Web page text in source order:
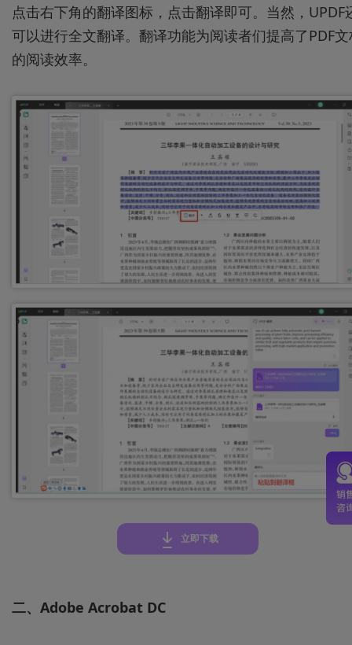
点击右下角的翻译图标，点击翻译即可。当然，UPDF
可以进行全文翻译。翻译功能为阅读者们提高了PDF
的阅读效率。
立即下载
二、Adobe Acrobat DC